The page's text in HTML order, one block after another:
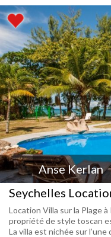
Anse Kerlan
Seychelles
Location Villa sur la Plage
propriété de style toscan
La villa est nichée sur